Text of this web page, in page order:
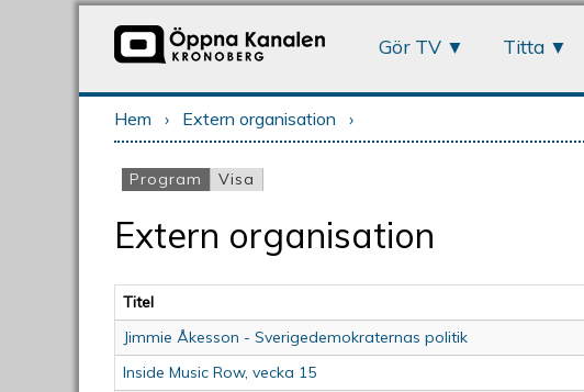
Gör TV Titta
Du är här
Hem › Extern organisation ›
Primära flikar
Program (aktiv flik)
Visa
Extern organisation
Titel
Jimmie Åkesson - Sverigedemokraternas politik
Inside Music Row, vecka 15